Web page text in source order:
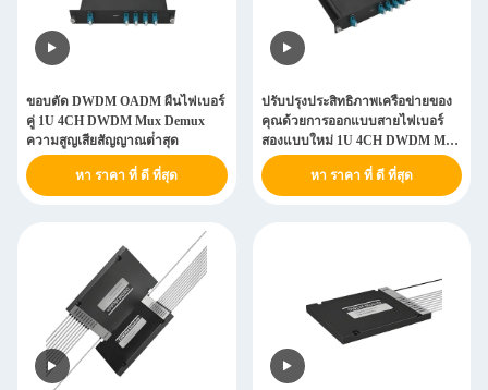
ขอบตัด DWDM OADM ผืนไฟเบอร์
คู่ 1U 4CH DWDM Mux Demux
ความสูญเสียสัญญาณต่ําสุด
หา ราคา ที่ ดี ที่สุด
ปรับปรุงประสิทธิภาพเครือข่ายของ
คุณด้วยการออกแบบสายไฟเบอร์
สองแบบใหม่ 1U 4CH DWDM Mux
Demux LGX Box สําหรับการขยาย
เครือข่ายหา ราคา ที่ ดี ที่สุด